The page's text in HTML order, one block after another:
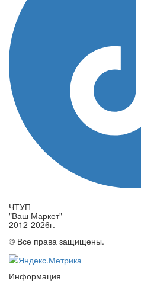
ЧТУП
"Ваш Маркет"
2012-2026г.
© Все права защищены.
Информация